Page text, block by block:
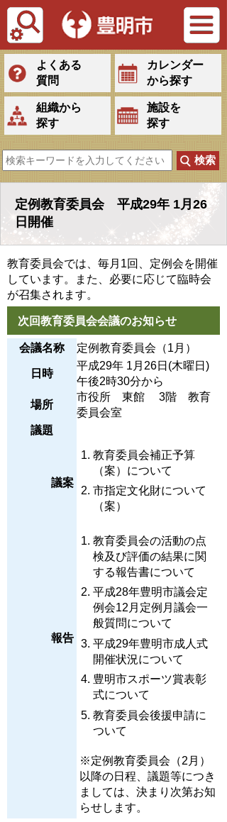
Tiếng Việt
よくある
質問
カレンダー
から探す
組織から
探す
施設を
探す
定例教育委員会 平成29年 1月26
日開催
教育委員会では、毎月1回、定例会を開催
しています。また、必要に応じて臨時会
が召集されます。
次回教育委員会会議のお知らせ
会議名称 定例教育委員会（1月）
日時
平成29年 1月26日(木曜日)
午後2時30分から
場所
市役所 東館 3階 教育
委員会室
議題
議案
教育委員会補正予算
（案）について
市指定文化財について
（案）
報告
教育委員会の活動の点
検及び評価の結果に関
する報告書について
平成28年豊明市議会定
例会12月定例月議会一
般質問について
平成29年豊明市成人式
開催状況について
豊明市スポーツ賞表彰
式について
教育委員会後援申請に
ついて
※定例教育委員会（2月）
以降の日程、議題等につき
ましては、決まり次第お知
らせします。